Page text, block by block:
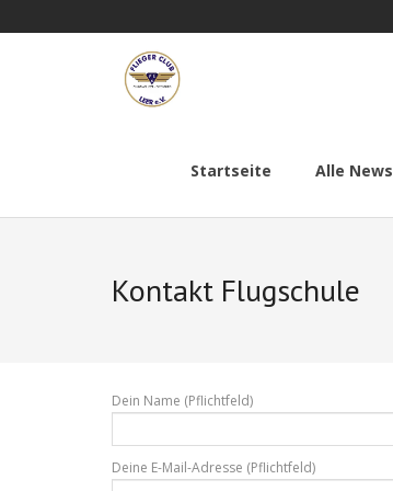
to
Startseite Alle News
Kontakt Flugschule
Dein Name (Pflichtfeld)
Deine E-Mail-Adresse (Pflichtfeld)